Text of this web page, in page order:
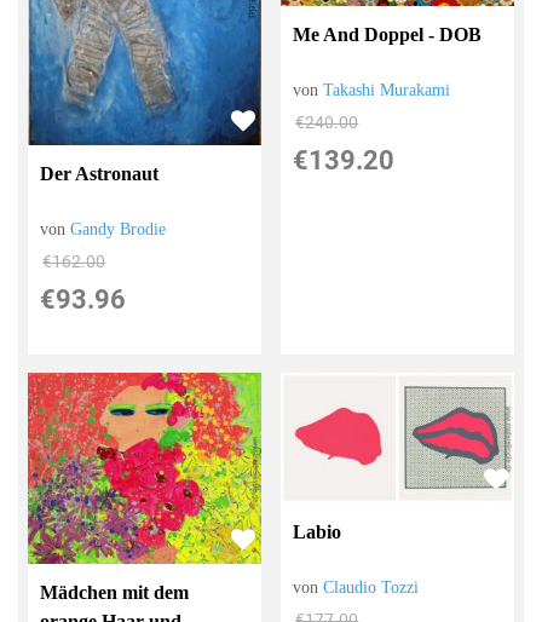
Der Astronaut
vonGandy Brodie
€162.00
€93.96
Me And Doppel - DOB
vonTakashi Murakami
€240.00
€139.20
Mädchen mit dem
Labio
vonClaudio Tozzi